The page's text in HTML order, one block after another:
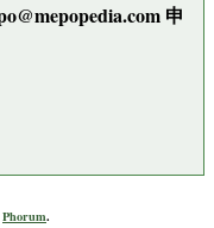
申
Phorum.